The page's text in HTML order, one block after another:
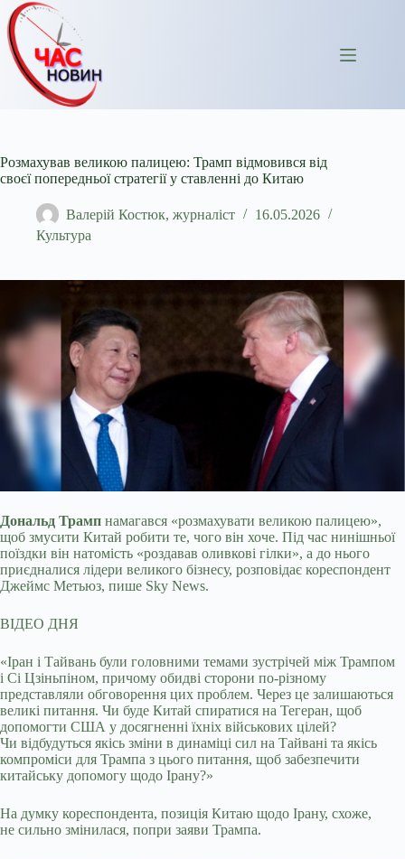
Перейти
до
вмісту
Розмахував великою палицею: Трамп відмовився від
своєї попередньої стратегії у ставленні до Китаю
Валерій Костюк, журналіст
16.05.2026
Культура
Дональд Трамп намагався «розмахувати великою палицею»,
щоб змусити Китай робити те, чого він хоче. Під час нинішньої
поїздки він натомість «роздавав оливкові гілки», а до нього
приєдналися лідери великого бізнесу, розповідає кореспондент
Джеймс Метьюз, пише Sky News.
ВІДЕО ДНЯ
«Іран і Тайвань були головними темами зустрічей між Трампом
і Сі Цзіньпіном, причому обидві сторони по-різному
представляли обговорення цих проблем. Через це залишаються
великі питання. Чи буде Китай спиратися на Тегеран, щоб
допомогти США у досягненні їхніх військових цілей?
Чи відбудуться якісь зміни в динаміці сил на Тайвані та якісь
компроміси для Трампа з цього питання, щоб забезпечити
китайську допомогу щодо Ірану?»
На думку кореспондента, позиція Китаю щодо Ірану, схоже,
не сильно змінилася, попри заяви Трампа.